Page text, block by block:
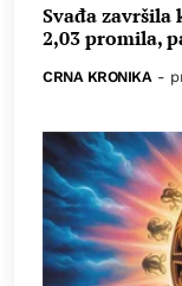
Svađa
2,03 promila,
CRNA KRONIKA -